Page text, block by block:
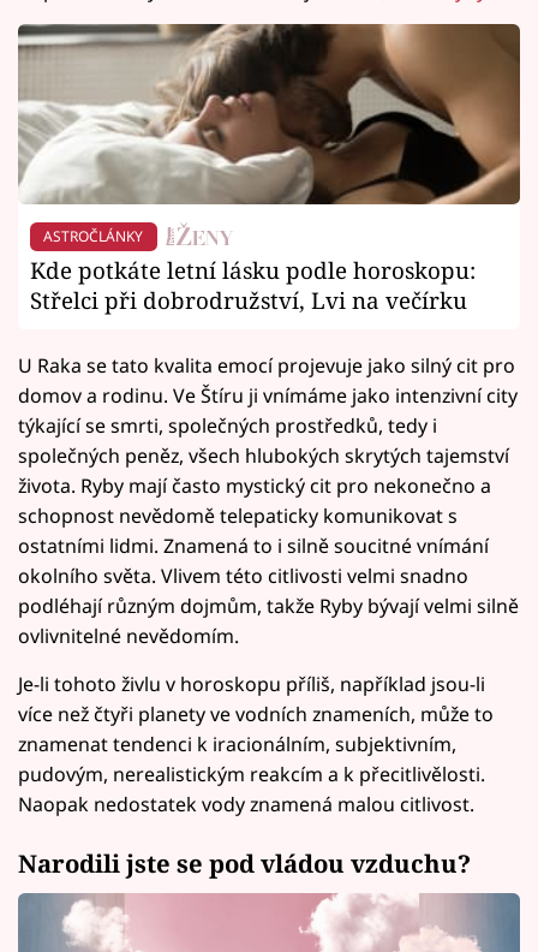
ASTROČLÁNKY
Kde potkáte letní lásku podle horoskopu:
Střelci při dobrodružství, Lvi na večírku
U Raka se tato kvalita emocí projevuje jako silný cit pro
domov a rodinu. Ve Štíru ji vnímáme jako intenzivní city
týkající se smrti, společných prostředků, tedy i
společných peněz, všech hlubokých skrytých tajemství
života. Ryby mají často mystický cit pro nekonečno a
schopnost nevědomě telepaticky komunikovat s
ostatními lidmi. Znamená to i silně soucitné vnímání
okolního světa. Vlivem této citlivosti velmi snadno
podléhají různým dojmům, takže Ryby bývají velmi silně
ovlivnitelné nevědomím.
Je-li tohoto živlu v horoskopu příliš, například jsou-li
více než čtyři planety ve vodních znameních, může to
znamenat tendenci k iracionálním, subjektivním,
pudovým, nerealistickým reakcím a k přecitlivělosti.
Naopak nedostatek vody znamená malou citlivost.
Narodili jste se pod vládou vzduchu?